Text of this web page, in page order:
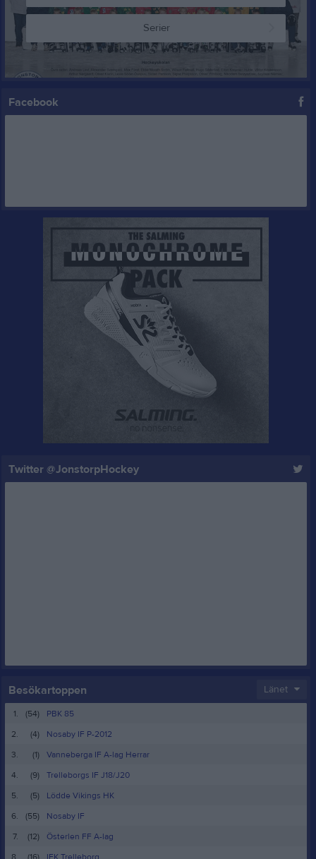
Serier
Facebook
Twitter @JonstorpHockey
Besökartoppen Länet
1. (54)
PBK 85
2.
(4)
Nosaby IF P-2012
3.
(1)
Vanneberga IF A-lag Herrar
4.
(9)
Trelleborgs IF J18/J20
5.
(5)
Lödde Vikings HK
6.
(55)
Nosaby IF
7.
(12)
Österlen FF A-lag
8.
(16) IFK Trelleborg